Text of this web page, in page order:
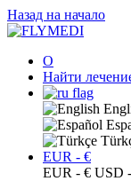
Назад на начало
О
Найти
EUR - €
EUR - € USD